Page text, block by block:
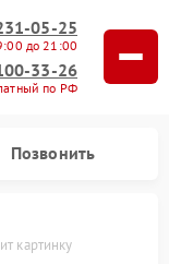
05-25
до 21:00
33-26
по РФ
Позвонить
картинку